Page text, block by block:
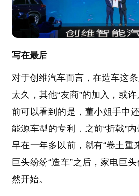
写在最后
对于创维汽车而言，在造车这
太久，其他“友商”的加入，或
前可以看到的是，董小姐手中
能源车型的专利，之前“折戟”
早在一年多以前，就有“卷土重
巨头纷纷“造车”之后，家电巨
然开始。